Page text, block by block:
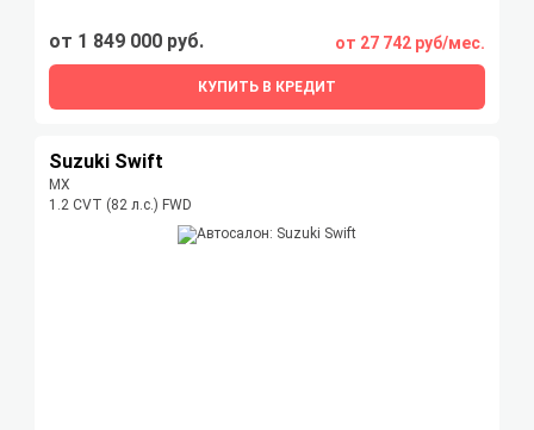
от 1 849 000 руб. от 27 742 руб/мес.
КУПИТЬ В КРЕДИТ
Suzuki Swift
MX
1.2 CVT (82 л.с.) FWD